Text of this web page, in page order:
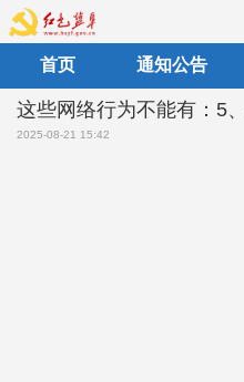
首页 通知公告
这些网络行为不能有：5
2025-08-21 15:42